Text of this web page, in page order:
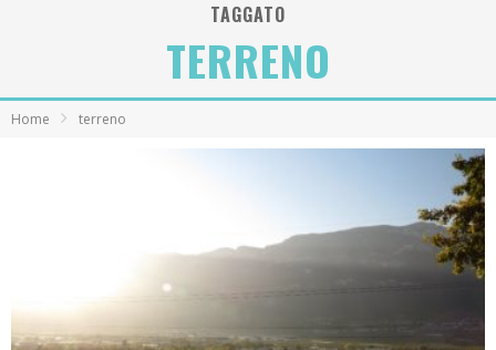
SEE YOU AT 5 | Chanel
Anya Taylor-Joy, Jisoo e Willow Smith protagoniste della nuova campagna Dior Addict
TAGGATO
TERRENO
Home terreno